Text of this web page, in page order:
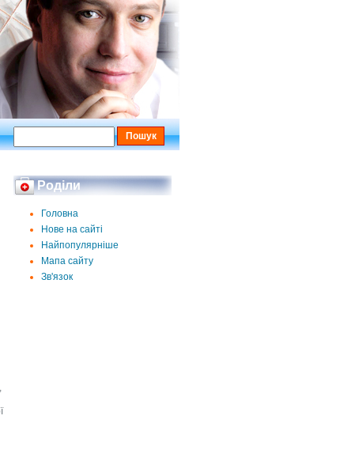
Роділи
Головна
Нове на сайті
Найпопулярніше
Мапа сайту
Зв'язок